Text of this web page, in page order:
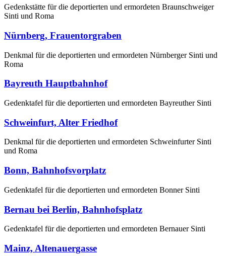
Gedenkstätte für die deportierten und ermordeten Braunschweiger
Sinti und Roma
Nürnberg, Frauentorgraben
Denkmal für die deportierten und ermordeten Nürnberger Sinti und
Roma
Bayreuth Hauptbahnhof
Gedenktafel für die deportierten und ermordeten Bayreuther Sinti
Schweinfurt, Alter Friedhof
Denkmal für die deportierten und ermordeten Schweinfurter Sinti
und Roma
Bonn, Bahnhofsvorplatz
Gedenktafel für die deportierten und ermordeten Bonner Sinti
Bernau bei Berlin, Bahnhofsplatz
Gedenktafel für die deportierten und ermordeten Bernauer Sinti
Mainz, Altenauergasse